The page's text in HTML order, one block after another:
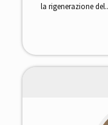
la rigenerazione